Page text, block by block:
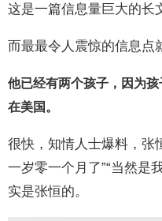
这是一篇信息量巨大的长
而最最令人震惊的信息点
他已经有两个孩子，因为
在美国。
很快，知情人士爆料，张
一岁零一个月了”“当然是
实是张恒的。